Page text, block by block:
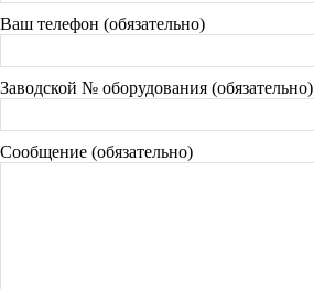
Ваш телефон (обязательно)
Заводской № оборудования (обязательно)
Сообщение (обязательно)